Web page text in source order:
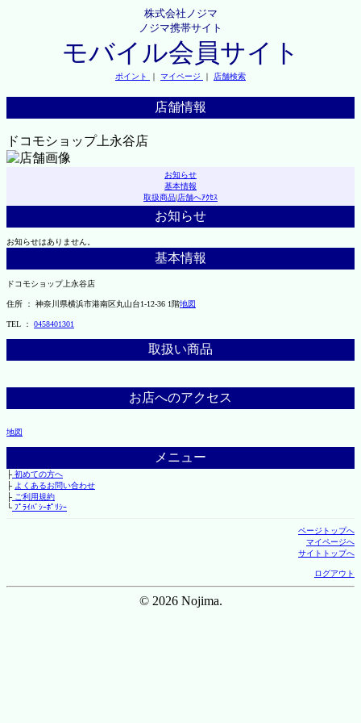
株式会社ノジマ
ノジマ携帯サイト
モバイル会員サイト
ポイント ｜ マイページ ｜ 店舗検索
店舗情報
ドコモショップ上永谷店
お知らせ
基本情報
取扱商品|店舗へｱｸｾｽ
お知らせ
お知らせはありません。
基本情報
ドコモショップ上永谷店
住所 ： 神奈川県横浜市港南区丸山台1-12-36 1階地図
TEL ： 0458401301
取扱い商品
お店へのアクセス
地図
メニュー
├初めての方へ
├ よくあるお問い合わせ
├ご利用規約
└ﾌﾟﾗｲﾊﾞｼｰﾎﾟﾘｼｰ
ページトップへ
マイページへ
サイトトップへ
ログアウト
© 2026 Nojima.